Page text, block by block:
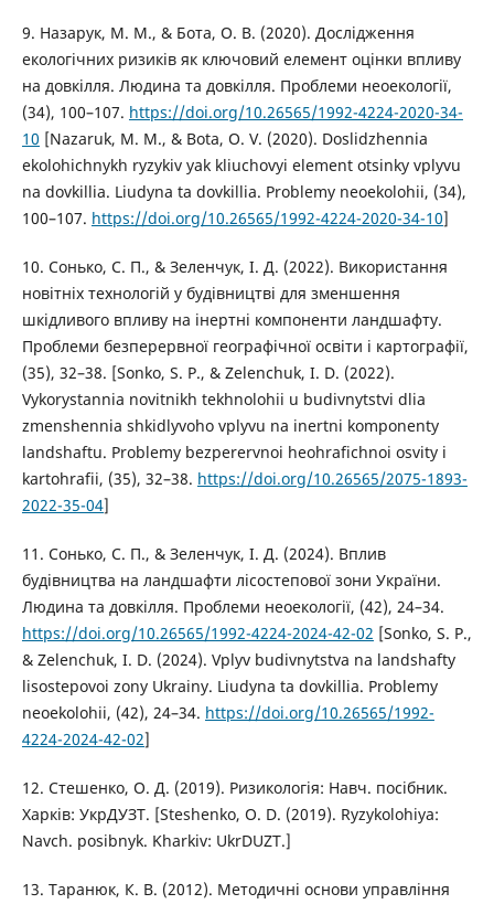
9. Назарук, М. М., & Бота, О. В. (2020). Дослідження
екологічних ризиків як ключовий елемент оцінки впливу
на довкілля. Людина та довкілля. Проблеми неоекології,
(34), 100–107. https://doi.org/10.26565/1992-4224-2020-34-
10 [Nazaruk, M. M., & Bota, O. V. (2020). Doslidzhennia
ekolohichnykh ryzykiv yak kliuchovyi element otsinky vplyvu
na dovkillia. Liudyna ta dovkillia. Problemy neoekolohii, (34),
100–107. https://doi.org/10.26565/1992-4224-2020-34-10]
10. Сонько, С. П., & Зеленчук, І. Д. (2022). Використання
новітніх технологій у будівництві для зменшення
шкідливого впливу на інертні компоненти ландшафту.
Проблеми безперервної географічної освіти і картографії,
(35), 32–38. [Sonko, S. P., & Zelenchuk, I. D. (2022).
Vykorystannia novitnikh tekhnolohii u budivnytstvi dlia
zmenshennia shkidlyvoho vplyvu na inertni komponenty
landshaftu. Problemy bezperervnoi heohrafichnoi osvity i
kartohrafii, (35), 32–38. https://doi.org/10.26565/2075-1893-
2022-35-04]
11. Сонько, С. П., & Зеленчук, І. Д. (2024). Вплив
будівництва на ландшафти лісостепової зони України.
Людина та довкілля. Проблеми неоекології, (42), 24–34.
https://doi.org/10.26565/1992-4224-2024-42-02 [Sonko, S. P.,
& Zelenchuk, I. D. (2024). Vplyv budivnytstva na landshafty
lisostepovoi zony Ukrainy. Liudyna ta dovkillia. Problemy
neoekolohii, (42), 24–34. https://doi.org/10.26565/1992-
4224-2024-42-02]
12. Стешенко, О. Д. (2019). Ризикологія: Навч. посібник.
Харків: УкрДУЗТ. [Steshenko, O. D. (2019). Ryzykolohiya:
Navch. posibnyk. Kharkiv: UkrDUZT.]
13. Таранюк, К. В. (2012). Методичні основи управління